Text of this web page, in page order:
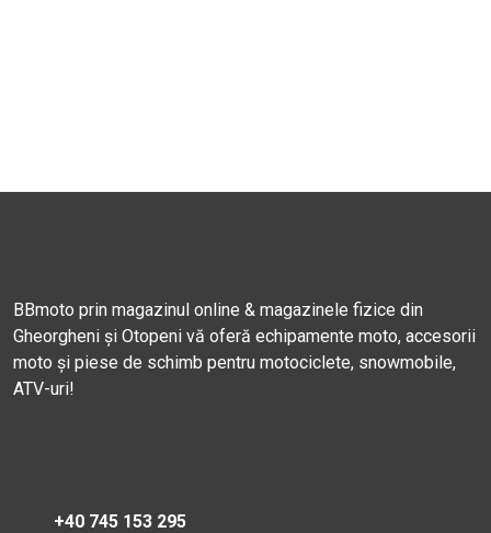
BBmoto prin magazinul online & magazinele fizice din
Gheorgheni și Otopeni vă oferă echipamente moto, accesorii
moto și piese de schimb pentru motociclete, snowmobile,
ATV-uri!
+40 745 153 295